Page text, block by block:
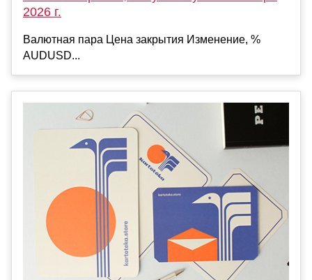
2026 г.
Валютная пара Цена закрытия Изменение, %
AUDUSD...